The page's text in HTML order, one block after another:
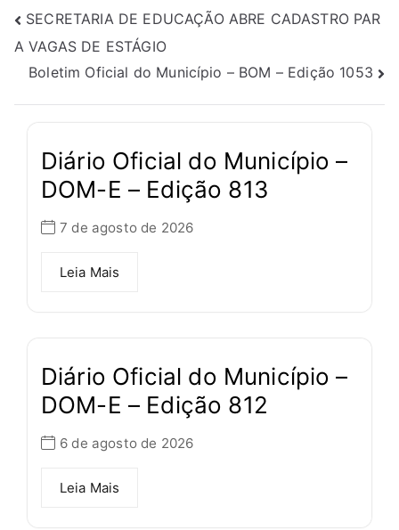
SECRETARIA DE EDUCAÇÃO ABRE CADASTRO PAR
A VAGAS DE ESTÁGIO
Boletim Oficial do Município – BOM – Edição 1053
Diário Oficial do Município –
DOM-E – Edição 813
7 de agosto de 2026
Leia Mais
Diário Oficial do Município –
DOM-E – Edição 812
6 de agosto de 2026
Leia Mais